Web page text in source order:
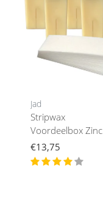
Jad
Stripwax
Voordeelbox Zinc
Oxide
€13,75